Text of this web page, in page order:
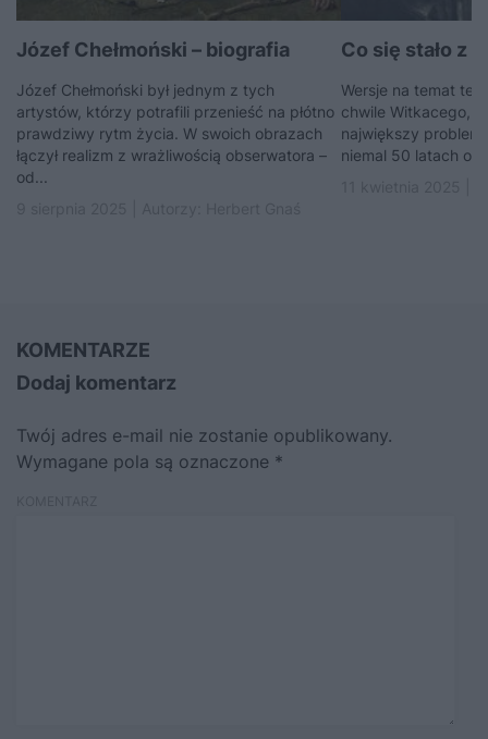
Józef Chełmoński – biografia
Józef Chełmoński był jednym z tych
artystów, którzy potrafili przenieść na płótno
prawdziwy rytm życia. W swoich obrazach
łączył realizm z wrażliwością obserwatora –
od...
Co się stało z
Wersje na temat
chwile Witkacego,
największy problem
niemal 50 latach
KOMENTARZE
Dodaj komentarz
Twój adres e-mail nie zostanie opublikowany.
Wymagane pola są oznaczone *